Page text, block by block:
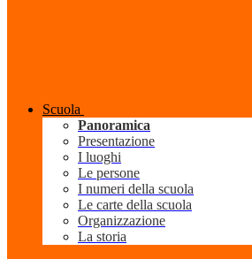
Scuola
Panoramica
Presentazione
I luoghi
Le persone
I numeri della scuola
Le carte della scuola
Organizzazione
La storia